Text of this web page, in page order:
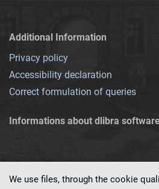
Additional Information
Privacy policy
Accessibility declaration
Correct formulation of queries
Informations about dlibra
We use files, through the cookie